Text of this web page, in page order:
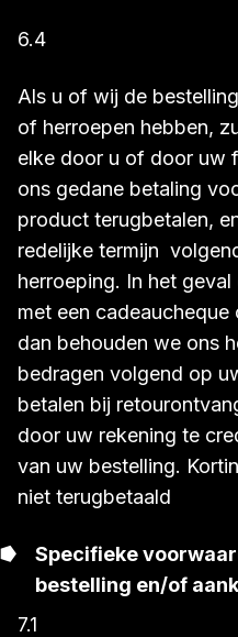
6.4
Als u of wij de
of herroepen hebben,
elke door u of door uw
ons gedane betaling
product terugbetalen,
redelijke termijn
herroeping. In het
met een
dan behouden we ons
bedragen volgend op
betalen bij
door uw rekening te
van uw bestelling.
niet terugbetaald
Specifieke
bestelling en/of
7.1